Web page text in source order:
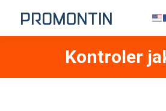
Kontroler
Jesteś tutaj: